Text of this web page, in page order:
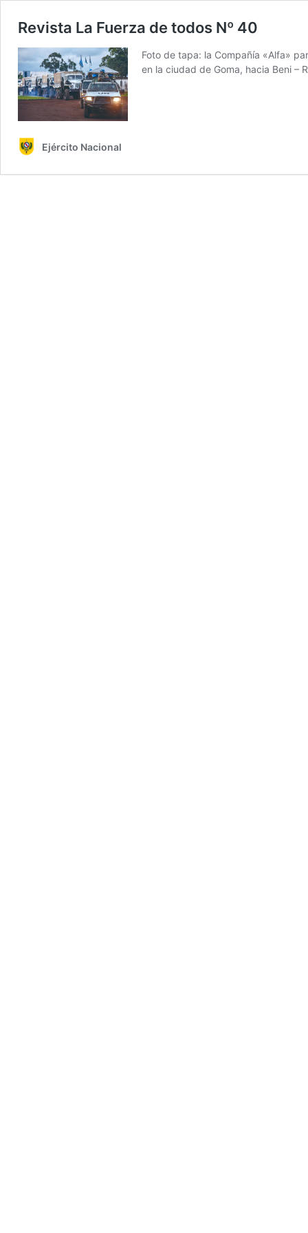
Revista La Fuerza de todos Nº 40
Foto de tapa: la Compañía «Alfa»
en la ciudad de Goma, hacia Beni –
Ejército Nacional